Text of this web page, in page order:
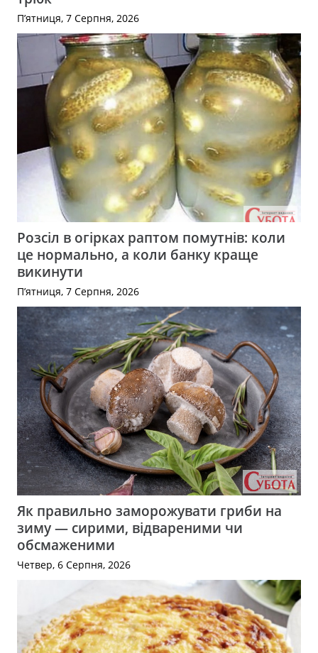
П’ятниця, 7 Серпня, 2026
Розсіл в огірках раптом помутнів: коли
це нормально, а коли банку краще
викинути
П’ятниця, 7 Серпня, 2026
Як правильно заморожувати гриби на
зиму — сирими, відвареними чи
обсмаженими
Четвер, 6 Серпня, 2026